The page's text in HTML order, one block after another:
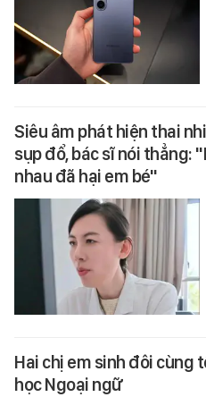
Siêu âm phát hiện thai
sụp đổ, bác sĩ nói thẳng:
nhau đã hại em bé"
Hai chị em sinh đôi cùng
học Ngoại ngữ